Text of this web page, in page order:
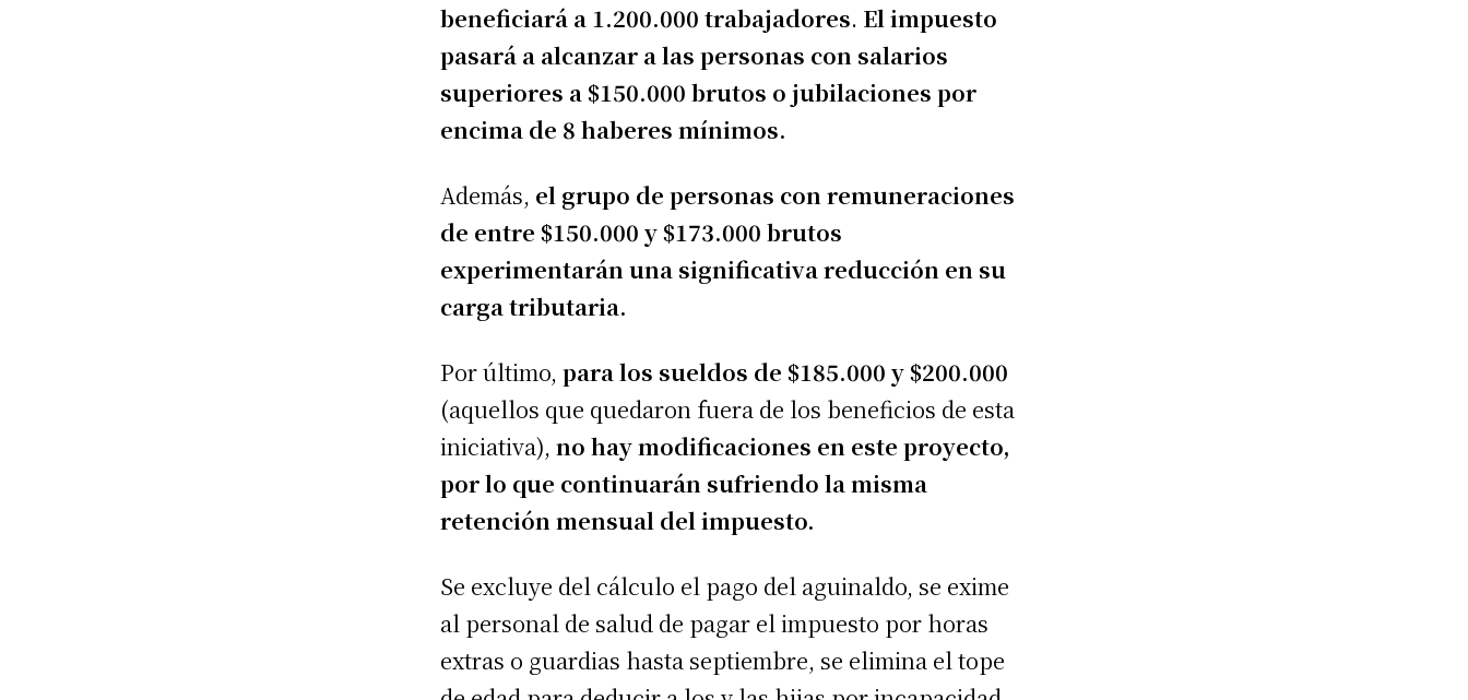
beneficiará a 1.200.000 trabajadores. El impuesto
pasará a alcanzar a las personas con salarios
superiores a $150.000 brutos o jubilaciones por
encima de 8 haberes mínimos.
Además, el grupo de personas con remuneraciones
de entre $150.000 y $173.000 brutos
experimentarán una significativa reducción en su
carga tributaria.
Por último,para los sueldos de $185.000 y $200.000
(aquellos que quedaron fuera de los beneficios de esta
iniciativa),no hay modificaciones en este proyecto,
por lo que continuarán sufriendo la misma
retención mensual del impuesto.
Se excluye del cálculo el pago del aguinaldo, se exime
al personal de salud de pagar el impuesto por horas
extras o guardias hasta septiembre, se elimina el tope